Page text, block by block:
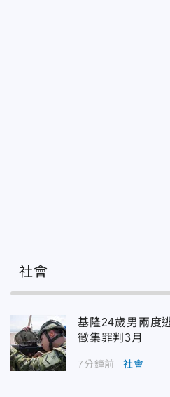
社會
基隆24歲男兩度
徵集罪判3月
7分鐘前 社會